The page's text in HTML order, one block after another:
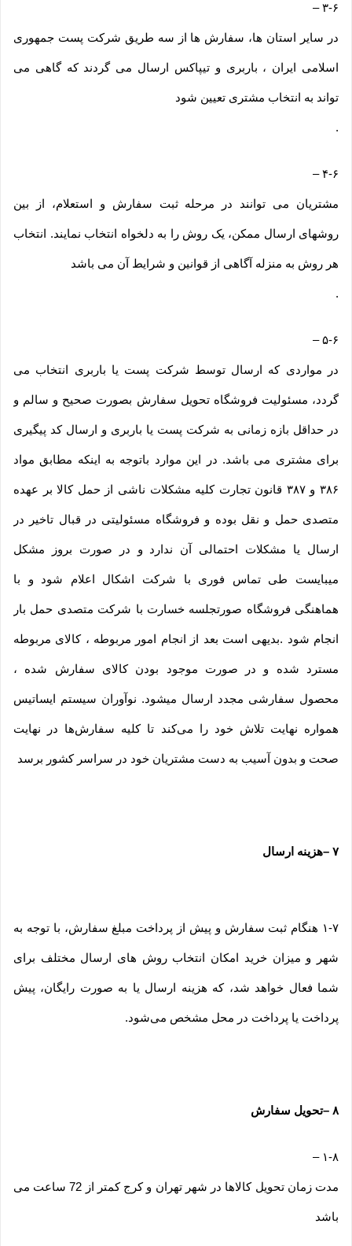
۳-۶–
در سایر استان ها، سفارش ها از سه طریق شرکت پست جمهوری
اسلامی ایران ، باربری و تیپاکس ارسال می گردند که گاهی می
تواند به انتخاب مشتری تعیین شود
.
۴-۶–
مشتریان می توانند در مرحله ثبت سفارش و استعلام، از بین
روشهای ارسال ممکن، یک روش را به دلخواه انتخاب نمایند. انتخاب
هر روش به منزله آگاهی از قوانین و شرایط آن می باشد
.
۵-۶–
در مواردی که ارسال توسط شرکت پست یا باربری انتخاب می
گردد، مسئولیت فروشگاه تحویل سفارش بصورت صحیح و سالم و
در حداقل بازه زمانی به شرکت پست یا باربری و ارسال کد پیگیری
برای مشتری می باشد. در این موارد باتوجه به اینکه مطابق مواد
۳۸۶ و ۳۸۷ قانون تجارت کلیه مشکلات ناشی از حمل کالا بر عهده
متصدی حمل و نقل بوده و فروشگاه مسئولیتی در قبال تاخیر در
ارسال یا مشکلات احتمالی آن ندارد و در صورت بروز مشکل
میبایست طی تماس فوری با شرکت اشکال اعلام شود و با
هماهنگی فروشگاه صورتجلسه خسارت با شرکت متصدی حمل بار
انجام شود .بدیهی است بعد از انجام امور مربوطه ، کالای مربوطه
مسترد شده و در صورت موجود بودن کالای سفارش شده ،
محصول سفارشی مجدد ارسال میشود. نوآوران سیستم ایساتیس
همواره نهایت تلاش خود را می‏‌کند تا کلیه سفارش‏‌ها در نهایت
صحت و بدون آسیب به دست مشتریان خود در سراسر کشور برسد
۷ –هزینه ارسال
۱-۷ هنگام ثبت سفارش و پیش از پرداخت مبلغ سفارش، با توجه به
شهر و میزان خرید امکان انتخاب روش های ارسال مختلف برای
شما فعال خواهد شد، که هزینه ارسال یا به صورت رایگان، پیش
پرداخت یا پرداخت در محل مشخص می‌شود.
۸ –تحویل سفارش
۱-۸ –
مدت زمان تحویل کالاها در شهر تهران و کرج کمتر از 72 ساعت می
باشد